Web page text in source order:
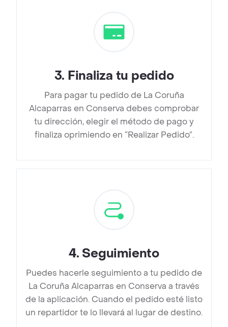
3. Finaliza tu pedido
Para pagar tu pedido de La Coruña
Alcaparras en Conserva debes comprobar
tu dirección, elegir el método de pago y
finaliza oprimiendo en “Realizar Pedido”.
4. Seguimiento
Puedes hacerle seguimiento a tu pedido de
La Coruña Alcaparras en Conserva a través
de la aplicación. Cuando el pedido esté listo
un repartidor te lo llevará al lugar de destino.